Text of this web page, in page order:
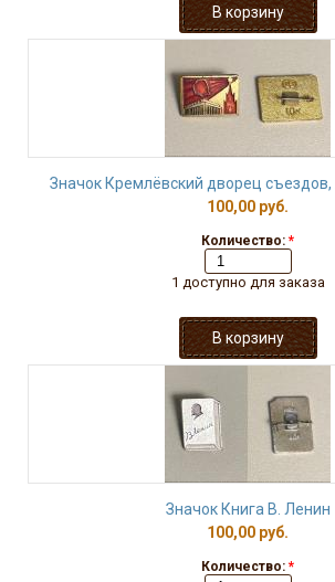
Значок Кремлёвский дворец съездов,
100,00 руб.
Количество: *
1 доступно для заказа
Значок Книга В. Ленин
100,00 руб.
Количество: *